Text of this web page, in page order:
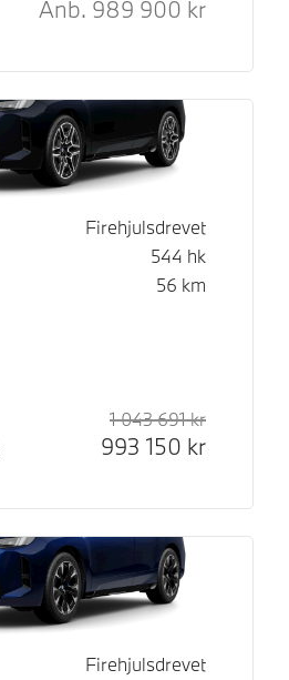
Anb. 989 900 kr
Firehjulsdrevet
544 hk
56 km
1 043 691kr
993 150 kr
Firehjulsdrevet